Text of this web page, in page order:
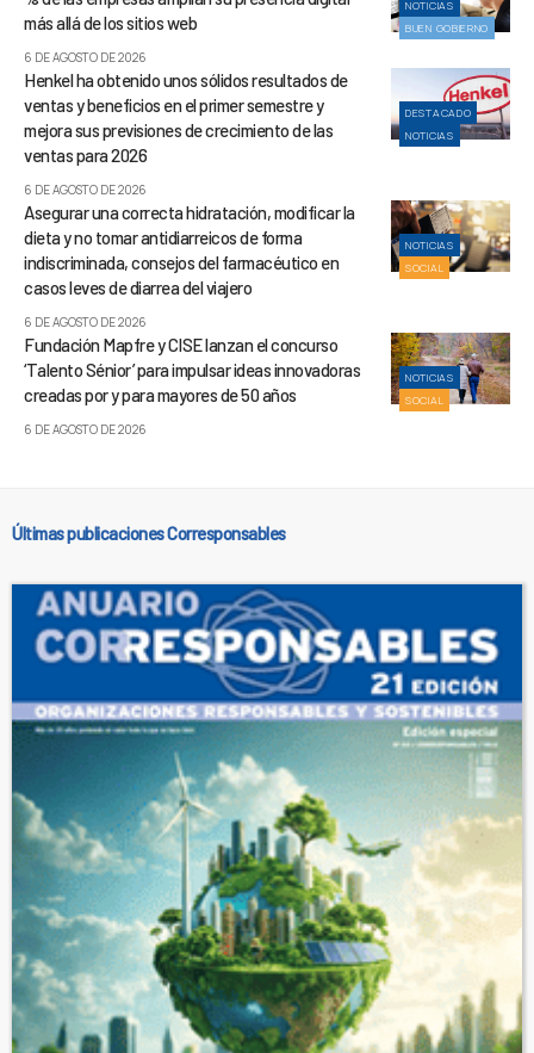
NOTICIAS
BUEN GOBIERNO
más allá de los sitios web
6 DE AGOSTO DE 2026
DESTACADO
NOTICIAS
Henkel ha obtenido unos sólidos resultados de
ventas y beneficios en el primer semestre y
mejora sus previsiones de crecimiento de las
ventas para 2026
6 DE AGOSTO DE 2026
NOTICIAS
SOCIAL
Asegurar una correcta hidratación, modificar la
dieta y no tomar antidiarreicos de forma
indiscriminada, consejos del farmacéutico en
casos leves de diarrea del viajero
6 DE AGOSTO DE 2026
NOTICIAS
SOCIAL
Fundación Mapfre y CISE lanzan el concurso
‘Talento Sénior’ para impulsar ideas innovadoras
creadas por y para mayores de 50 años
6 DE AGOSTO DE 2026
Últimas publicaciones Corresponsables